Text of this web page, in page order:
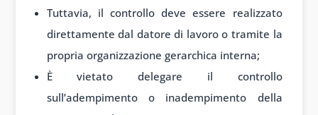
Tuttavia, il controllo deve essere realizzato
direttamente dal datore di lavoro o tramite la
propria organizzazione gerarchica interna;
È vietato delegare il controllo
sull’adempimento o inadempimento della